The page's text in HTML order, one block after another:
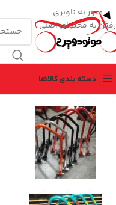
عبور به ناوبری
رفتن به محتوای اصلی
دسته بندی کالاها